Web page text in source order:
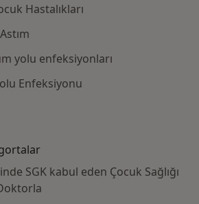
Hastalıkları
yolu enfeksiyonları
Enfeksiyonu
SGK kabul eden Çocuk Sağlığı